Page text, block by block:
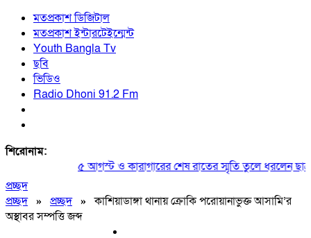
মতপ্রকাশ ডিজিটাল
মতপ্রকাশ ইন্টারটেইন্মেন্ট
Youth Bangla Tv
ছবি
ভিডিও
Radio Dhoni 91.2 Fm
শিরোনাম:
৫ আগস্ট ও কারাগারের শেষ রাতের স্মৃতি তুলে ধরলেন
প্রচ্ছদ
প্রচ্ছদ» প্রচ্ছদ»কাশিয়াডাঙ্গা থানায় ক্রোকি পরোয়ানাভুক্ত আসামি’র
অস্থাবর সম্পত্তি জব্দ